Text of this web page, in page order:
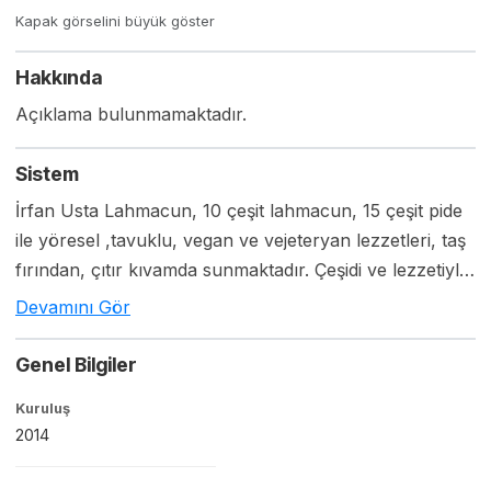
Kapak görselini büyük göster
Hakkında
Açıklama bulunmamaktadır.
Sistem
İrfan Usta Lahmacun, 10 çeşit lahmacun, 15 çeşit pide
ile yöresel ,tavuklu, vegan ve vejeteryan lezzetleri, taş
fırından, çıtır kıvamda sunmaktadır. Çeşidi ve lezzetiyle
rakip tanımayan, her birinin iç malzemesi merkezde
tarafından hazırlanmaktadır. Ustaların fırıncı eğitimini
az masrafla, çok kar elde edilen bir iş modeli
sunmaktadır. Paket servisin en çok satan ürünü olan
Devamını Gör
Genel Bilgiler
Kuruluş
2014